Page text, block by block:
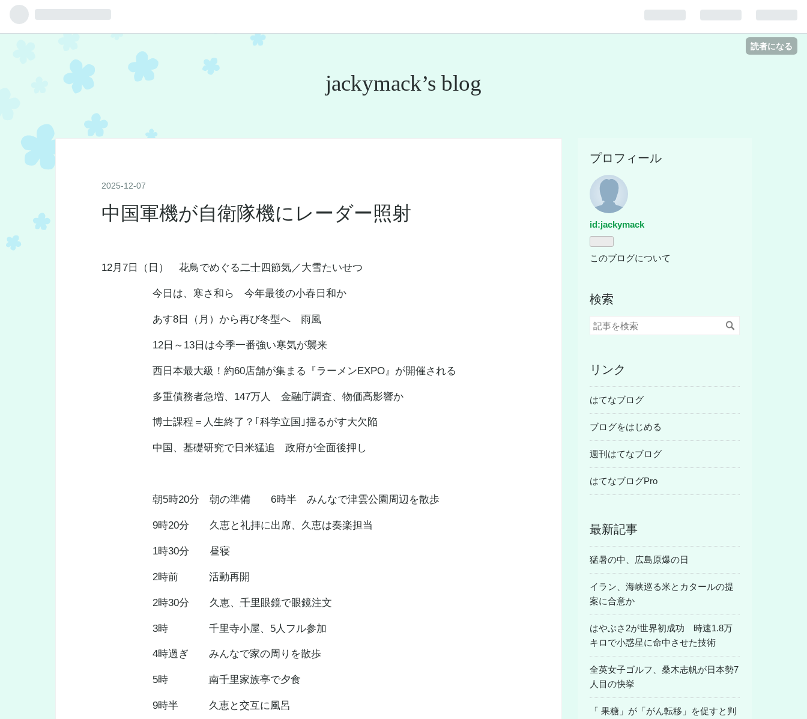
読者になる
jackymack’s blog
2025-12-07
中国軍機が自衛隊機にレーダー照射
12月7日（日） 花鳥でめぐる二十四節気／大雪たいせつ
今日は、寒さ和ら 今年最後の小春日和か
あす8日（月）から再び冬型へ 雨風
12日～13日は今季一番強い寒気が襲来
西日本最大級！約60店舗が集まる『ラーメンEXPO』が開催される
多重債務者急増、147万人 金融庁調査、物価高影響か
博士課程＝人生終了？｢科学立国｣揺るがす大欠陥
中国、基礎研究で日米猛追 政府が全面後押し
朝5時20分 朝の準備 6時半 みんなで津雲公園周辺を散歩
9時20分 久恵と礼拝に出席、久恵は奏楽担当
1時30分 昼寝
2時前 活動再開
2時30分 久恵、 千里眼鏡で眼鏡注文
3時 千里寺小屋、5人フル参加
4時過ぎ みんなで家の周りを散歩
5時 南千里家族亭で夕食
9時半 久恵と交互に風呂
プロフィール
id:jackymack
このブログについて
検索
リンク
はてなブログ
ブログをはじめる
週刊はてなブログ
はてなブログPro
最新記事
猛暑の中、広島原爆の日
イラン、海峡巡る米とカタールの提
案に合意か
はやぶさ2が世界初成功 時速1.8万
キロで小惑星に命中させた技術
全英女子ゴルフ、桑木志帆が日本勢7
人目の快挙
「 果糖」が「がん転移」を促すと判